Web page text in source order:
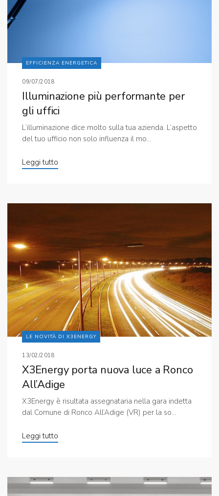
EFFICIENZA ENERGETICA
09/07/2018
Illuminazione più performante per
gli uffici
L’illuminazione dice molto sulla tua azienda. L’aspetto
del tuo ufficio non solo influenza il mo...
Leggi tutto
LE NOVITÀ DI X3ENERGY
13/02/2018
X3Energy porta nuova luce a Ronco
All’Adige
X3Energy è risultata assegnataria nella gara indetta
dal Comune di Ronco All’Adige (VR) per la so...
Leggi tutto